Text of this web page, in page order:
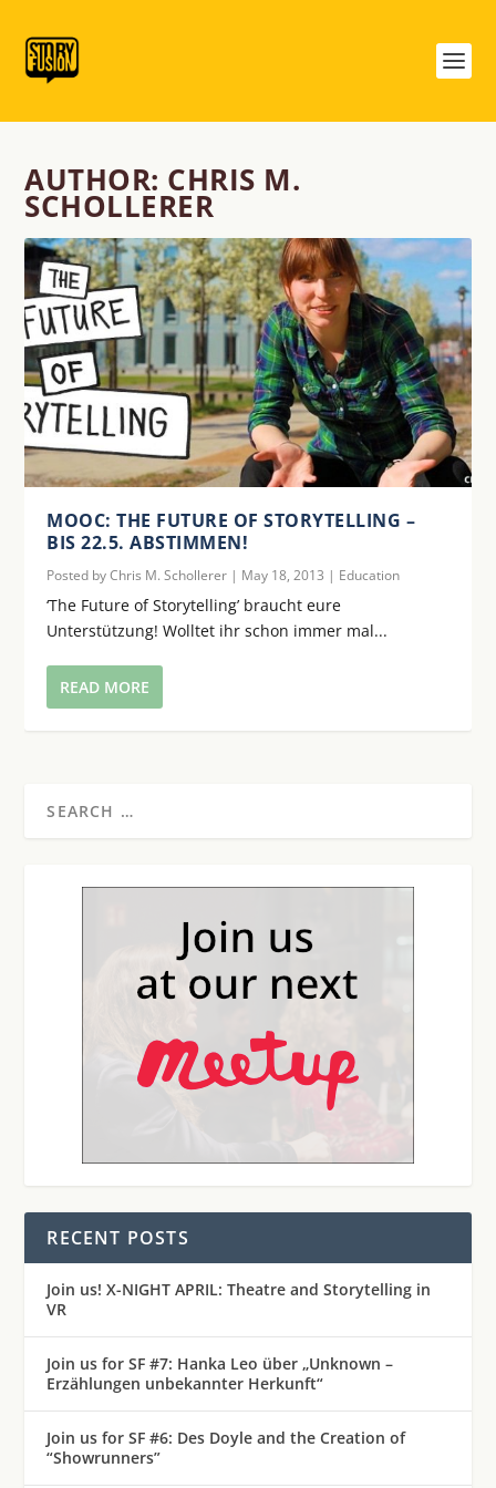
AUTHOR: CHRIS M.
SCHOLLERER
MOOC: THE FUTURE OF STORYTELLING –
BIS 22.5. ABSTIMMEN!
Posted byChris M. Schollerer | May 18, 2013 | Education
‘The Future of Storytelling’ braucht eure
Unterstützung! Wolltet ihr schon immer mal...
READ MORE
RECENT POSTS
Join us! X-NIGHT APRIL: Theatre and Storytelling in
VR
Join us for SF #7: Hanka Leo über „Unknown –
Erzählungen unbekannter Herkunft“
Join us for SF #6: Des Doyle and the Creation of
“Showrunners”